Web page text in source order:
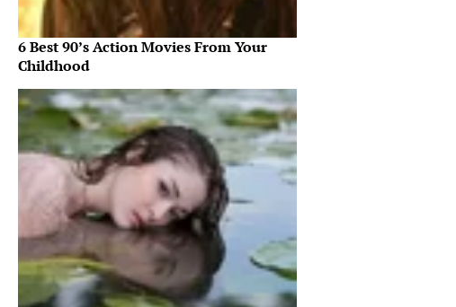
6 Best 90’s Action Movies From Your
Childhood